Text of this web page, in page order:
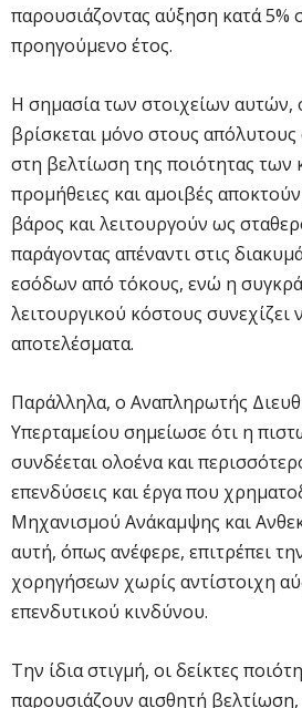
παρουσιάζοντας αύξηση κατά 5%
προηγούμενο έτος.
Η σημασία των στοιχείων αυτών,
βρίσκεται μόνο στους απόλυτους
στη βελτίωση της ποιότητας
προμήθειες και αμοιβές
βάρος και λειτουργούν ως
παράγοντας απέναντι στις
εσόδων από τόκους, ενώ η
λειτουργικού κόστους συνεχίζει
αποτελέσματα.
Παράλληλα, ο Αναπληρωτής
Υπερταμείου σημείωσε ότι η
συνδέεται ολοένα και
επενδύσεις και έργα που
Μηχανισμού Ανάκαμψης και
αυτή, όπως ανέφερε, επιτρέπει
χορηγήσεων χωρίς αντίστοιχη
επενδυτικού κινδύνου.
Την ίδια στιγμή, οι δείκτες
παρουσιάζουν αισθητή